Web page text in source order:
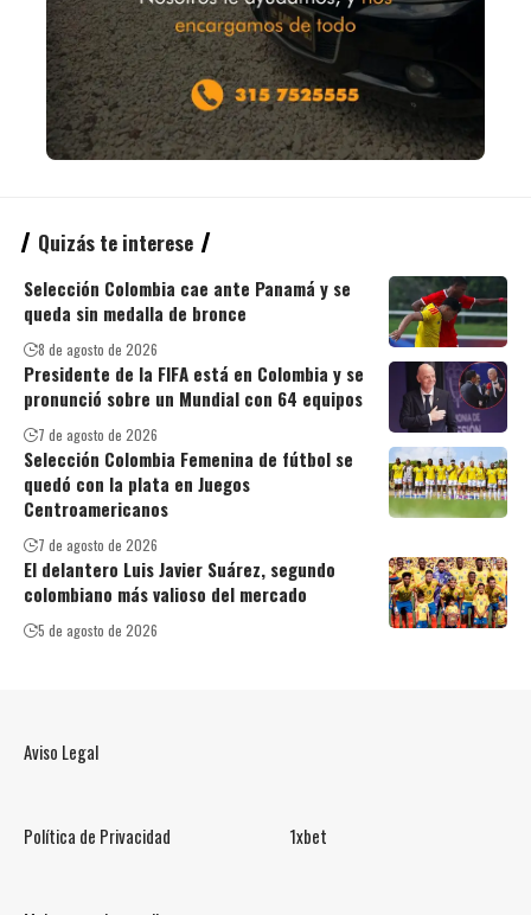
Quizás te interese
Selección Colombia cae ante Panamá y se
queda sin medalla de bronce
8 de agosto de 2026
Presidente de la FIFA está en Colombia y se
pronunció sobre un Mundial con 64 equipos
7 de agosto de 2026
Selección Colombia Femenina de fútbol se
quedó con la plata en Juegos
Centroamericanos
7 de agosto de 2026
El delantero Luis Javier Suárez, segundo
colombiano más valioso del mercado
5 de agosto de 2026
Aviso Legal
Política de Privacidad 1xbet